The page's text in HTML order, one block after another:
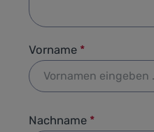
Vorname *
Nachname *